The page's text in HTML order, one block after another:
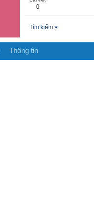
0
Tìm kiếm
Thông tin